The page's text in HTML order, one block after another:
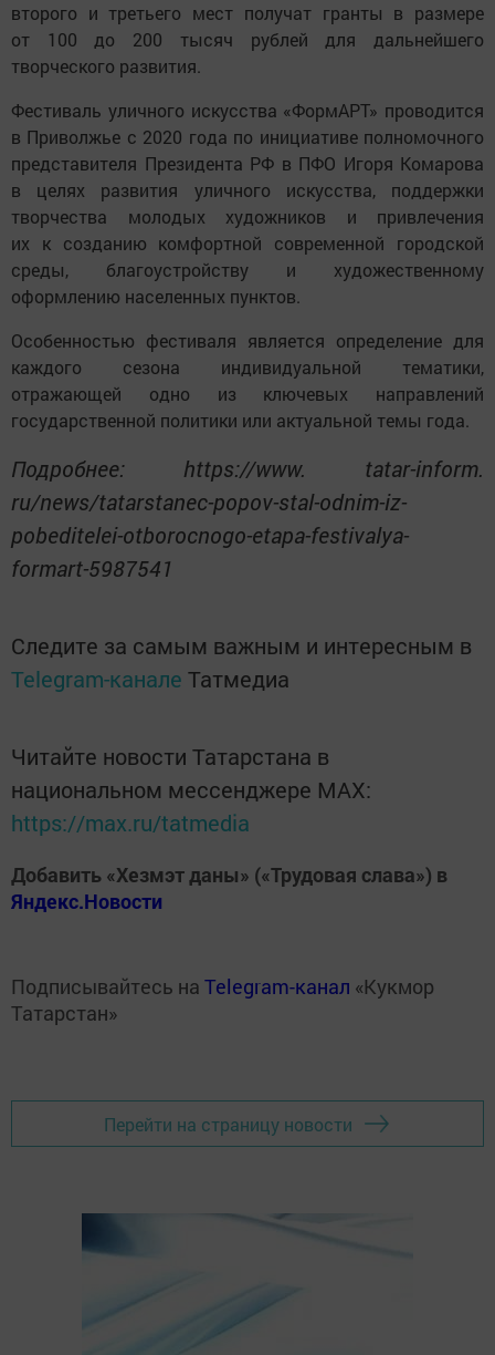
второго и третьего мест получат гранты в размере
от 100 до 200 тысяч рублей для дальнейшего
творческого развития.
Фестиваль уличного искусства «ФормАРТ» проводится
в Приволжье с 2020 года по инициативе полномочного
представителя Президента РФ в ПФО Игоря Комарова
в целях развития уличного искусства, поддержки
творчества молодых художников и привлечения
их к созданию комфортной современной городской
среды, благоустройству и художественному
оформлению населенных пунктов.
Особенностью фестиваля является определение для
каждого сезона индивидуальной тематики,
отражающей одно из ключевых направлений
государственной политики или актуальной темы года.
Подробнее: https://www. tatar-inform.
ru/news/tatarstanec-popov-stal-odnim-iz-
pobeditelei-otborocnogo-etapa-festivalya-
formart-5987541
Следите за самым важным и интересным в
Telegram-канале Татмедиа
Читайте новости Татарстана в
национальном мессенджере MАХ:
https://max.ru/tatmedia
Добавить «Хезмэт даны» («Трудовая слава») в
Яндекс.Новости
Подписывайтесь на Telegram-канал «Кукмор
Татарстан»
Перейти на страницу новости